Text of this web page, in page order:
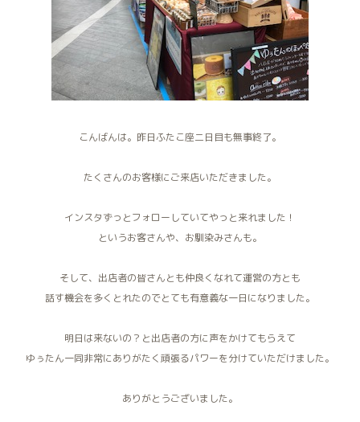
こんばんは。昨日ふたこ座二日目も無事終了。
たくさんのお客様にご来店いただきました。
インスタずっとフォローしていてやっと来れました！
というお客さんや、お馴染みさんも。
そして、出店者の皆さんとも仲良くなれて運営の方とも
話す機会を多くとれたのでとても有意義な一日になりました。
明日は来ないの？と出店者の方に声をかけてもらえて
ゆぅたん一同非常にありがたく頑張るパワーを分けていただけました。
ありがとうございました。